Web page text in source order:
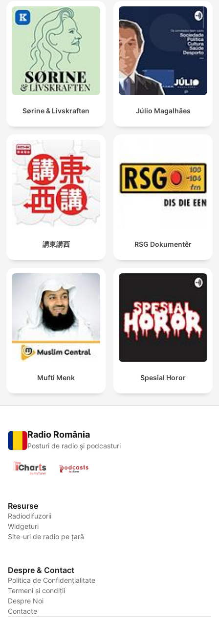
Sørine & Livskraften Júlio Magalhães
講東講西 RSG Dokumentêr
Mufti Menk Spesial Horor
Radio România
Posturi de radio și podcasturi
Resurse
Radiodifuzorii
Widgeturi
Site-uri de radio pe țară
Despre & Contact
Politica de Confidențialitate
Termeni și condiții
Despre Noi
Contacte